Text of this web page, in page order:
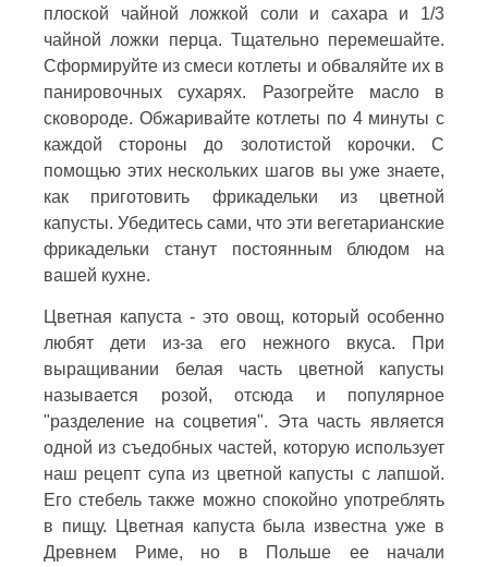
плоской чайной ложкой соли и сахара и 1/3
чайной ложки перца. Тщательно перемешайте.
Сформируйте из смеси котлеты и обваляйте их в
панировочных сухарях. Разогрейте масло в
сковороде. Обжаривайте котлеты по 4 минуты с
каждой стороны до золотистой корочки. С
помощью этих нескольких шагов вы уже знаете,
как приготовить фрикадельки из цветной
капусты. Убедитесь сами, что эти вегетарианские
фрикадельки станут постоянным блюдом на
вашей кухне.
Цветная капуста - это овощ, который особенно
любят дети из-за его нежного вкуса. При
выращивании белая часть цветной капусты
называется розой, отсюда и популярное
"разделение на соцветия". Эта часть является
одной из съедобных частей, которую использует
наш рецепт супа из цветной капусты с лапшой.
Его стебель также можно спокойно употреблять
в пищу. Цветная капуста была известна уже в
Древнем Риме, но в Польше ее начали